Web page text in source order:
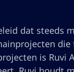
dat steeds
die
is Ruvi